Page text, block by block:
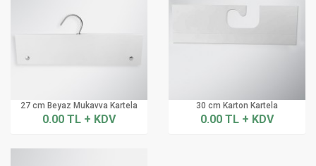
27 cm Beyaz Mukavva Kartela
0.00 TL + KDV
30 cm Karton Kartela
0.00 TL + KDV